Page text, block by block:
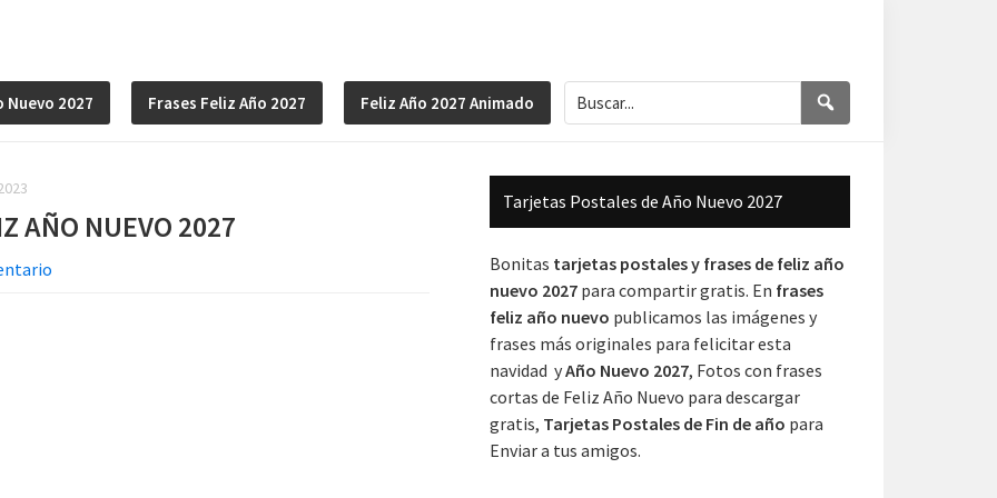
Nuevo 2027 Frases Feliz Año 2027 Feliz Año 2027 Animado
Buscar...
AÑO NUEVO 2027
Barra
lateral
principal
Tarjetas Postales de Año Nuevo 2027
Bonitas tarjetas postales y frases de feliz año
nuevo 2027 para compartir gratis. En frases
feliz año nuevo publicamos las imágenes y
frases más originales para felicitar esta
navidad yAño Nuevo 2027, Fotos con frases
cortas de Feliz Año Nuevo para descargar
gratis, Tarjetas Postales de Fin de año para
Enviar a tus amigos.